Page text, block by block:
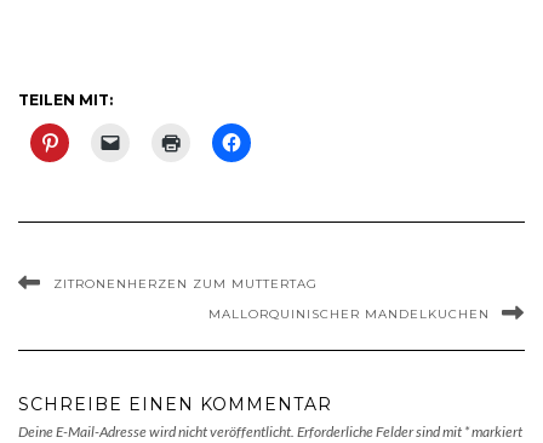
TEILEN MIT:
ZITRONENHERZEN ZUM MUTTERTAG
MALLORQUINISCHER MANDELKUCHEN
SCHREIBE EINEN KOMMENTAR
Deine E-Mail-Adresse wird nicht veröffentlicht. Erforderliche Felder sind mit *markiert